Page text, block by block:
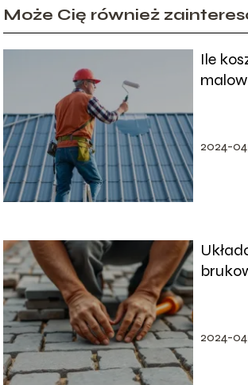
Może Cię również
Ile
2024-
2024-